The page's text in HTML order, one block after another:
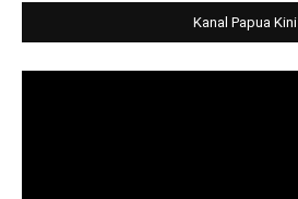
Kanal Papua Kini